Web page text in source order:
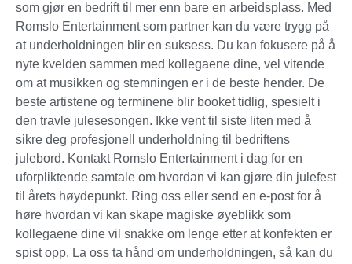
som gjør en bedrift til mer enn bare en arbeidsplass. Med
Romslo Entertainment som partner kan du være trygg på
at underholdningen blir en suksess. Du kan fokusere på å
nyte kvelden sammen med kollegaene dine, vel vitende
om at musikken og stemningen er i de beste hender. De
beste artistene og terminene blir booket tidlig, spesielt i
den travle julesesongen. Ikke vent til siste liten med å
sikre deg profesjonell underholdning til bedriftens
julebord. Kontakt Romslo Entertainment i dag for en
uforpliktende samtale om hvordan vi kan gjøre din julefest
til årets høydepunkt. Ring oss eller send en e-post for å
høre hvordan vi kan skape magiske øyeblikk som
kollegaene dine vil snakke om lenge etter at konfekten er
spist opp. La oss ta hånd om underholdningen, så kan du